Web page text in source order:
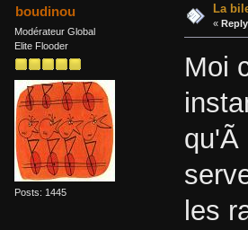
boudinou
Modérateur Global
Elite Flooder
Posts: 1445
La
«
Moi
qu'Ã
les